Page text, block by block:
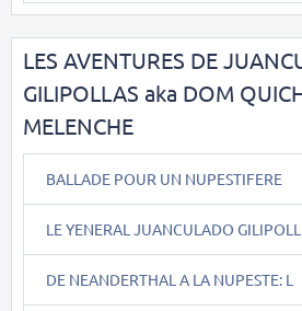
LES AVENTURES DE
GILIPOLLAS aka DOM
MELENCHE
BALLADE POUR UN NUPESTIFERE
LE YENERAL JUANCULADO GILIPOLL
DE NEANDERTHAL A LA NUPESTE: L